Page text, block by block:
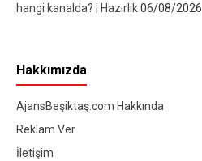
hangi kanalda? | Hazırlık06/08/2026
Hakkımızda
AjansBeşiktaş.com Hakkında
Reklam Ver
İletişim